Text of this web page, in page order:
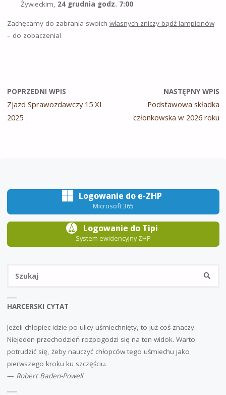
Żywieckim, 24 grudnia godz. 7:00
Zachęcamy do zabrania swoich własnych zniczy bądź lampionów
– do zobaczenia!
POPRZEDNI WPIS
Zjazd Sprawozdawczy 15 XI
2025
NASTĘPNY WPIS
Podstawowa składka
członkowska w 2026 roku
Logowanie do e-ZHP
Microsoft 365
Logowanie do Tipi
System ewidencyjny ZHP
HARCERSKI CYTAT
Jeżeli chłopiec idzie po ulicy uśmiechnięty, to już coś znaczy.
Niejeden przechodzień rozpogodzi się na ten widok. Warto
potrudzić się, żeby nauczyć chłopców tego uśmiechu jako
pierwszego kroku ku szczęściu.
— Robert Baden-Powell